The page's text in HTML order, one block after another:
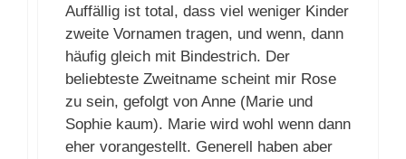
Auffällig ist total, dass viel weniger Kinder
zweite Vornamen tragen, und wenn, dann
häufig gleich mit Bindestrich. Der
beliebteste Zweitname scheint mir Rose
zu sein, gefolgt von Anne (Marie und
Sophie kaum). Marie wird wohl wenn dann
eher vorangestellt. Generell haben aber